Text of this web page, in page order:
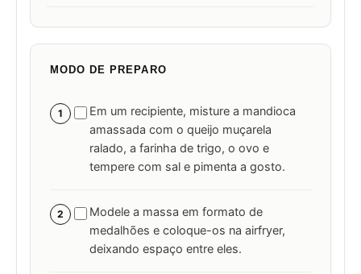
MODO DE PREPARO
1
Em um recipiente, misture a mandioca
amassada com o queijo muçarela
ralado, a farinha de trigo, o ovo e
tempere com sal e pimenta a gosto.
2
Modele a massa em formato de
medalhões e coloque-os na airfryer,
deixando espaço entre eles.